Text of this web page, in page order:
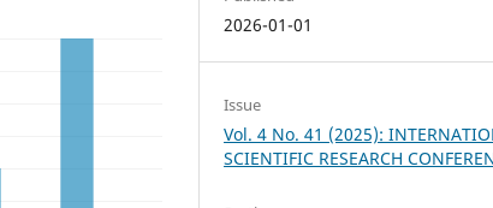
2026-01-01
Issue
Vol. 4 No. 41 (2025):
SCIENTIFIC RESEARCH